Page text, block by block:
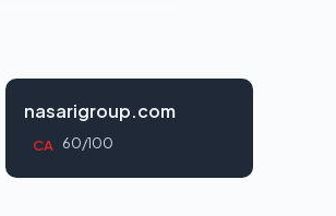
nasarigroup.com
CA 60/100